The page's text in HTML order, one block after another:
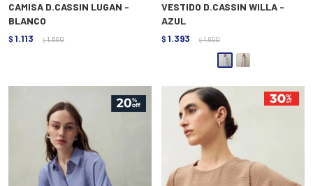
CAMISA D.CASSIN LUGAN -
BLANCO
$ 1.113 $ 1.590
VESTIDO D.CASSIN WILLA -
AZUL
$ 1.393 $ 1.990